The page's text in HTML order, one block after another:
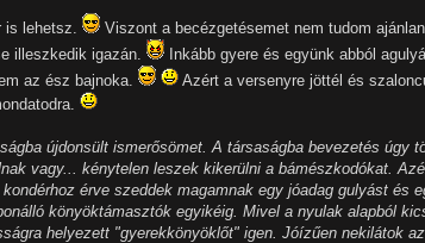
is lehetsz.
Viszont a becézgetésemet nem tudom
illeszkedik igazán.
Inkább gyere és együnk abból
az ész bajnoka.
Azért a versenyre jöttél és
újdonsült ismerősömet. A társaságba bevezetés úgy
vagy... kénytelen leszek kikerülni a bámészkodókat.
érve szeddek magamnak egy jóadag gulyást és
könyöktámasztók egyikéig. Mivel a nyulak alapból
helyezett "gyerekkönyöklőt" igen. Jóízűen nekilátok